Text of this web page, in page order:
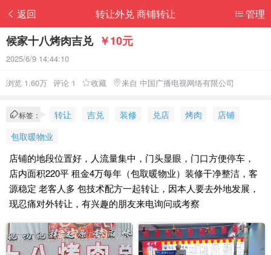
返回 管理
转让外兑 商铺转让
候家十八烤肉吉兑 ￥10元
2025/6/9 14:44:10
浏览 1.60万 评论 1 收藏 来自 中国广播电视网络有限公司
标签： 转让 吉兑 装修 兑店 烤肉
店铺
包取暖物业
店铺的地段位置好，人流量集中，门头显眼，门口方便停车，
店内面积220平 租金4万每年（包取暖物业）装修干净整洁，客
源稳定 老客人多 包技术配方一起转让，因本人要去外地发展，
现忍痛对外转让，有兴趣的朋友来电询问或考察